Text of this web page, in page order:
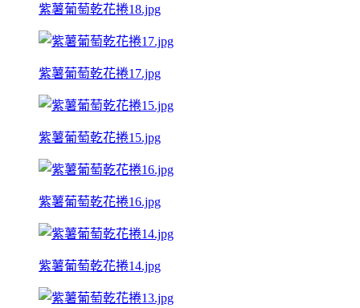
紫薯葡萄乾花捲18.jpg
紫薯葡萄乾花捲17.jpg
紫薯葡萄乾花捲15.jpg
紫薯葡萄乾花捲16.jpg
紫薯葡萄乾花捲14.jpg